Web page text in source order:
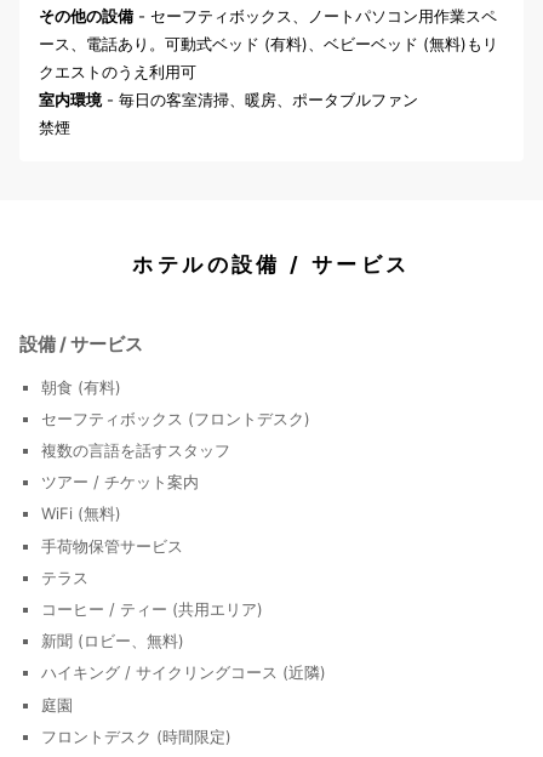
その他の設備 - セーフティボックス、ノートパソコン用作業スペ
ース、電話あり。可動式ベッド (有料)、ベビーベッド (無料)もリ
クエストのうえ利用可
室内環境 - 毎日の客室清掃、暖房、ポータブルファン
禁煙
ホテルの設備 / サービス
設備 / サービス
朝食 (有料)
セーフティボックス (フロントデスク)
複数の言語を話すスタッフ
ツアー / チケット案内
WiFi (無料)
手荷物保管サービス
テラス
コーヒー / ティー (共用エリア)
新聞 (ロビー、無料)
ハイキング / サイクリングコース (近隣)
庭園
フロントデスク (時間限定)